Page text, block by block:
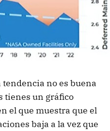
tendencia no es buena
tienes un gráfico
el que muestra que el
baja a la vez que